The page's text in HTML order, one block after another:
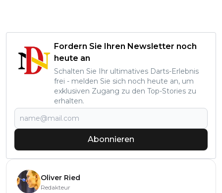
Fordern Sie Ihren Newsletter noch
heute an
Schalten Sie Ihr ultimatives Darts-Erlebnis
frei - melden Sie sich noch heute an, um
exklusiven Zugang zu den Top-Stories zu
erhalten.
Abonnieren
Oliver Ried
Redakteur